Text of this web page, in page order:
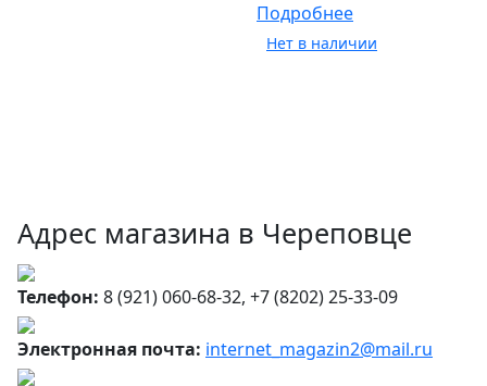
Подробнее
Нет в наличии
Адрес магазина в Череповце
Телефон: 8 (921) 060-68-32, +7 (8202) 25-33-09
Электронная почта: internet_magazin2@mail.ru